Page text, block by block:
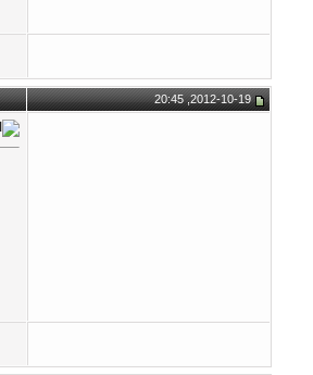
2012-10-19, 20:45